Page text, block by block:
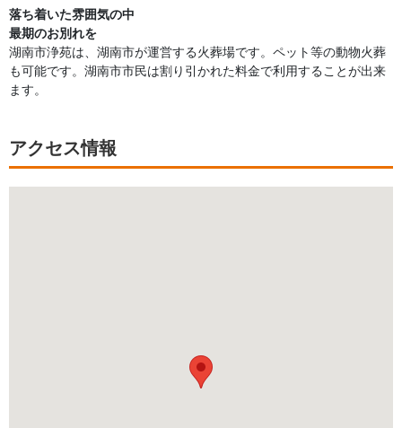
落ち着いた雰囲気の中
最期のお別れを
湖南市浄苑は、湖南市が運営する火葬場です。ペット等の動物火葬
も可能です。湖南市市民は割り引かれた料金で利用することが出来
ます。
アクセス情報